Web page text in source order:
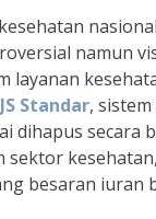
namun
layanan
Standar,
dihapus secara
besaran iuran